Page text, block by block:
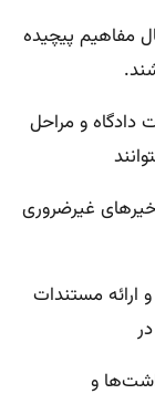
مفاهیم پیچیده
دادگاه و مراحل
غیرضروری
ارائه مستندات
و